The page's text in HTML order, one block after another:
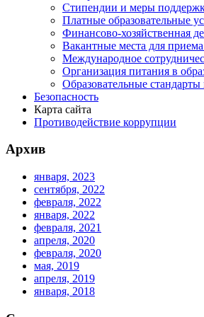
Стипендии и меры
Платные образовательные
Финансово-хозяйственная
Вакантные места для
Международное
Организация питания в
Образовательные стандарты
Безопасность
Карта сайта
Противодействие коррупции
Архив
января, 2023
сентября, 2022
февраля, 2022
января, 2022
февраля, 2021
апреля, 2020
февраля, 2020
мая, 2019
апреля, 2019
января, 2018